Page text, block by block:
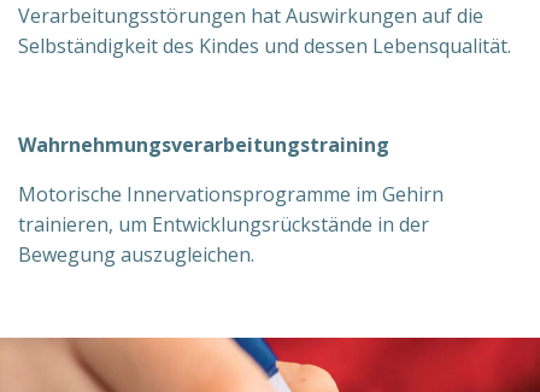
Verarbeitungsstörungen hat Auswirkungen auf die
Selbständigkeit des Kindes und dessen Lebensqualität.
Wahrnehmungsverarbeitungstraining
Motorische Innervationsprogramme im Gehirn
trainieren, um Entwicklungsrückstände in der
Bewegung auszugleichen.